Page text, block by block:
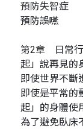
預防失智症
預防誤嚥
第2章 日常行
起」說再見的
即使世界不斷
即使是平常的
起」的身體使
為了避免臥床